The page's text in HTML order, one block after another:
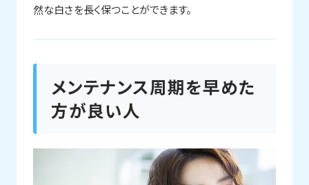
然な白さを長く保つことができます。
メンテナンス周期を早めた
方が良い人